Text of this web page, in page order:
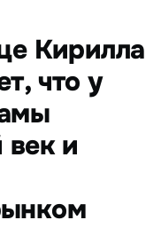
Кирилла
что у
век и